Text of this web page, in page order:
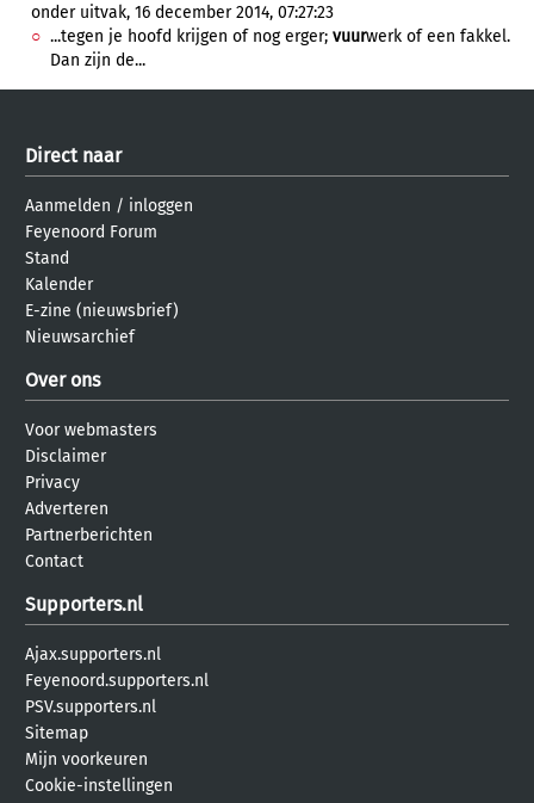
onder uitvak, 16 december 2014, 07:27:23
...tegen je hoofd krijgen of nog erger; vuurwerk of een fakkel.
Dan zijn de...
Direct naar
Aanmelden / inloggen
Feyenoord Forum
Stand
Kalender
E-zine (nieuwsbrief)
Nieuwsarchief
Over ons
Voor webmasters
Disclaimer
Privacy
Adverteren
Partnerberichten
Contact
Supporters.nl
Ajax.supporters.nl
Feyenoord.supporters.nl
PSV.supporters.nl
Sitemap
Mijn voorkeuren
Cookie-instellingen